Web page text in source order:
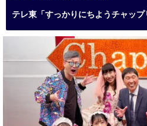
テレ東「すっかりにちようチャップ